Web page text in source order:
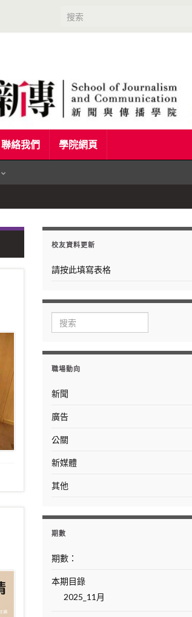
Search for:
聯絡我們 學院網頁
校友資料更新
請按此填寫表格
Search for:
職場動向
新聞
廣告
公關
新媒體
其他
期數
期數：
本期目錄
2025_11月